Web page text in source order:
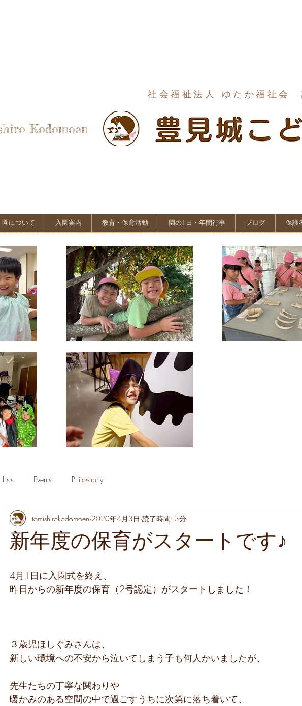
社会福祉法人 ゆたか福祉会
Kodomoen
園について 入園案内 教育・保育活動 園の1日・年間行事 ブログ 保護
Lists Events Philosophy
新年度の保育がスタートです♪
tomishirokodomoen 2020年4月3日 読了時間: 3分
4月1日に入園式を終え、
昨日からの新年度の保育（2号認定）がスタートしました！
３歳児ほしぐみさんは、
新しい環境への不安から泣いてしまう子も何人かいましたが、
先生たちの丁寧な関わりや
暖かみのある空間の中で過ごすうちに次第に落ち着いて、